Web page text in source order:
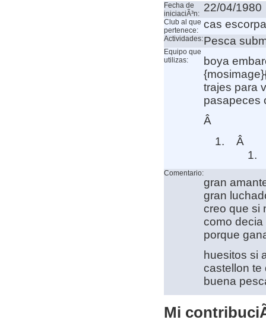
Fecha de
iniciaciÃ³n:
22/04/1980
Club al que
pertenece:
cas
Actividades:Pesca
Equipo que
utilizas:
boya
trajes para
pasapeces
Â
Â
Comentario:
gran
gran
creo que si
como decia
porque
huesitos si
castellon te
buena
Mi